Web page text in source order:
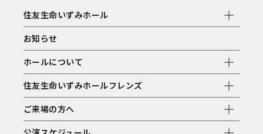
住友生命いずみホール
お知らせ
ホールについて
住友生命いずみホールフレンズ
ご来場の方へ